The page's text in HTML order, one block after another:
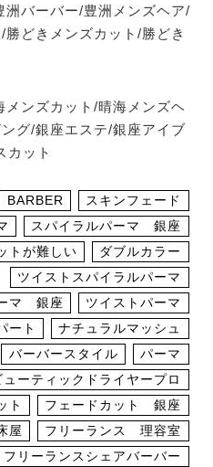
バーバー/豊洲メンズヘア/
どきメンズカット/勝どき
ンズカット/晴海メンズヘ
グ/銀座エステ/銀座アイブ
カット
BARBER
スキンフェード
スパイラルパーマ 銀座
トが難しい
ダブルカラー
ツイストスパイラルパーマ
マ 銀座
ツイストパーマ
ート
ナチュラルマッシュ
バーバースタイル
パーマ
ューティックドライヤープロ
ト
フェードカット 銀座
屋
フリーランス 理容室
フリーランスシェアバーバー